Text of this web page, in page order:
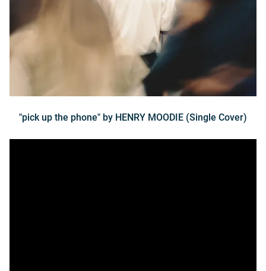
"pick up the phone" by HENRY MOODIE (Single Cover)